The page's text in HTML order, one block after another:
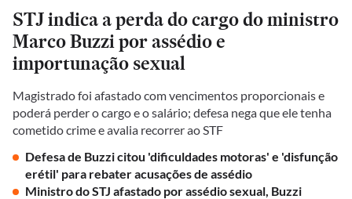
STJ indica a perda do cargo do ministro
Marco Buzzi por assédio e
importunação sexual
Magistrado foi afastado com vencimentos proporcionais e
poderá perder o cargo e o salário; defesa nega que ele tenha
cometido crime e avalia recorrer ao STF
Defesa de Buzzi citou 'dificuldades motoras' e 'disfunção
erétil' para rebater acusações de assédio
Ministro do STJ afastado por assédio sexual, Buzzi